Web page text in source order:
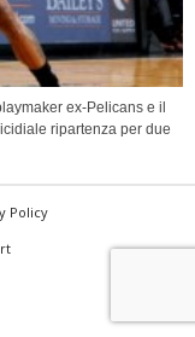
ex-Pelicans e il
ripartenza per due
Policy